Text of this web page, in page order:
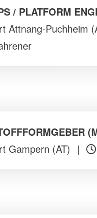
/ PLATFORM
Attnang-Puchheim
Gampern (AT)
|